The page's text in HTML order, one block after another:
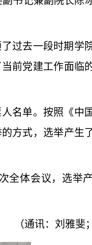
过去一段时期学
前党建工作面临
名单。按照《中
方式，选举产生
全体会议，选举
（通讯：刘雅斐；